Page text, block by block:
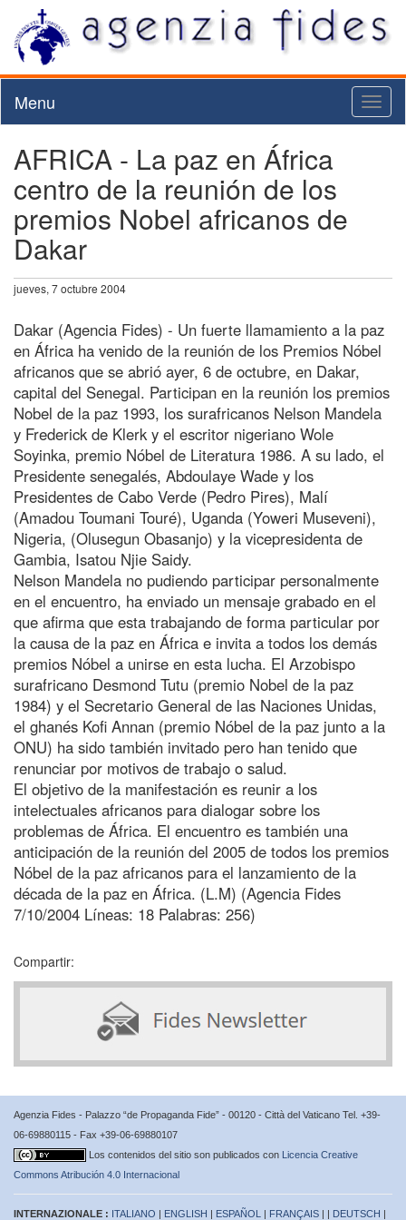
Menu
AFRICA - La paz en África
centro de la reunión de los
premios Nobel africanos de
Dakar
jueves, 7 octubre 2004
Dakar (Agencia Fides) - Un fuerte llamamiento a la paz
en África ha venido de la reunión de los Premios Nóbel
africanos que se abrió ayer, 6 de octubre, en Dakar,
capital del Senegal. Participan en la reunión los premios
Nobel de la paz 1993, los surafricanos Nelson Mandela
y Frederick de Klerk y el escritor nigeriano Wole
Soyinka, premio Nóbel de Literatura 1986. A su lado, el
Presidente senegalés, Abdoulaye Wade y los
Presidentes de Cabo Verde (Pedro Pires), Malí
(Amadou Toumani Touré), Uganda (Yoweri Museveni),
Nigeria, (Olusegun Obasanjo) y la vicepresidenta de
Gambia, Isatou Njie Saidy.
Nelson Mandela no pudiendo participar personalmente
en el encuentro, ha enviado un mensaje grabado en el
que afirma que esta trabajando de forma particular por
la causa de la paz en África e invita a todos los demás
premios Nóbel a unirse en esta lucha. El Arzobispo
surafricano Desmond Tutu (premio Nobel de la paz
1984) y el Secretario General de las Naciones Unidas,
el ghanés Kofi Annan (premio Nóbel de la paz junto a la
ONU) ha sido también invitado pero han tenido que
renunciar por motivos de trabajo o salud.
El objetivo de la manifestación es reunir a los
intelectuales africanos para dialogar sobre los
problemas de África. El encuentro es también una
anticipación de la reunión del 2005 de todos los premios
Nóbel de la paz africanos para el lanzamiento de la
década de la paz en África. (L.M) (Agencia Fides
7/10/2004 Líneas: 18 Palabras: 256)
Compartir:
Agenzia Fides - Palazzo “de Propaganda Fide” - 00120 - Città del Vaticano Tel. +39-
06-69880115 - Fax +39-06-69880107
Los contenidos del sitio son publicados con Licencia Creative
Commons Atribución 4.0 Internacional
INTERNAZIONALE : ITALIANO | ENGLISH | ESPAÑOL | FRANÇAIS | | DEUTSCH |